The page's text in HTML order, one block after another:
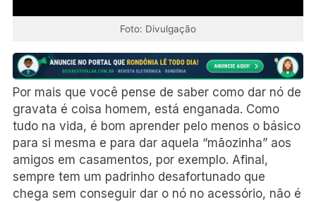
Foto: Divulgação
Por mais que você pense de saber como dar nó de
gravata é coisa homem, está enganada. Como
tudo na vida, é bom aprender pelo menos o básico
para si mesma e para dar aquela “mãozinha” aos
amigos em casamentos, por exemplo. Afinal,
sempre tem um padrinho desafortunado que
chega sem conseguir dar o nó no acessório, não é